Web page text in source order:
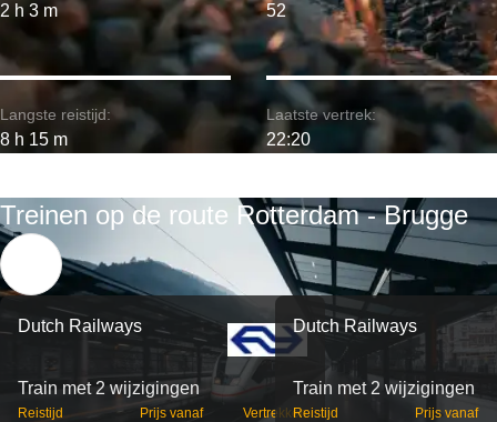
2 h 3 m
Langste reistijd:
8 h 15 m
52
Laatste vertrek:
22:20
Treinen op de route Rotterdam - Brugge
Dutch Railways
Train met 2 wijzigingen
Reistijd Prijs vanaf Vertrekken
Dutch Railways
Train met 2 wijzigingen
Reistijd Prijs vanaf